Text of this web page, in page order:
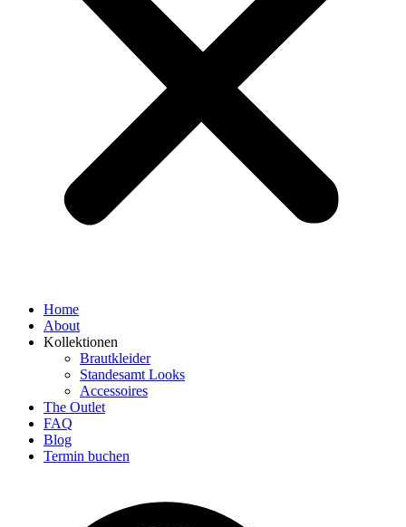
Home
About
Kollektionen
Brautkleider
Standesamt Looks
Accessoires
The Outlet
FAQ
Blog
Termin buchen